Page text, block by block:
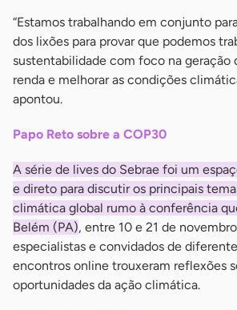
“Estamos trabalhando em conjunto
dos lixões para provar que podemos
sustentabilidade com foco na geração
renda e melhorar as condições
apontou.
Papo Reto sobre a COP30
A série de lives do Sebrae foi um
e direto para discutir os principais
climática global rumo à conferência
Belém (PA), entre 10 e 21 de
especialistas e convidados de
encontros online trouxeram reflexões
oportunidades da ação climática.